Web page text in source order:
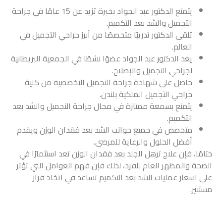
يتمتع الدكتور عبد الجواد بخبرة تزيد عن 15 عامًا في جراحة
التجميل والشد بعد التكميم.
تلقى الدكتور تدريبًا متخصصًا من أبرز جراحي التجميل في
العالم.
يعد الدكتور عبد الجواد عضوًا نشطًا في الجمعية البريطانية
لجراحي التجميل والإصلاح.
حاصل على شهادة جراحة التجميل التخصصية من كلية
جراحي التجميل الملكية بلندن.
يتمتع بسمعة ممتازة في مجال جراحة التجميل والشد بعد
التكميم.
متخصص في جميع جوانب الشد بعد فقدان الوزن ويقدم
أفضل الحلول والرعاية للمرضى.
ختامًا، فإن علاج ترهل الجلد بعد فقدان الوزن تعد استثمارًا في
الصحة والمظهر العام للفرد، لذلك فإن فهم العوامل التي تؤثر
على اسعار عمليات الشد بعد التكميم تساعد في اتخاذ قرار
مستنير.